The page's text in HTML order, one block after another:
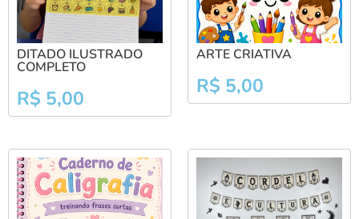
DITADO ILUSTRADO
COMPLETO
R$ 5,00
ARTE CRIATIVA
R$ 5,00